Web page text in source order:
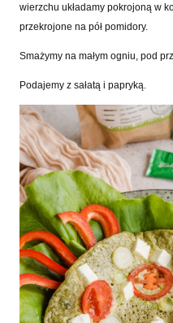
wierzchu układamy pokrojoną w
przekrojone na pół pomidory.
Smażymy na małym ogniu, pod
Podajemy z sałatą i papryką.